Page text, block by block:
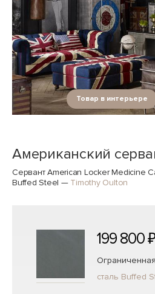
Товар в интерьере
Американский
Сервант American Locker Medicine
Buffed Steel — Timothy Oulton
199 800
сталь Buffed